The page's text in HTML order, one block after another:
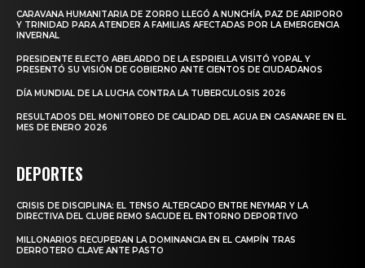
CARAVANA HUMANITARIA DE ZORRO LLEGÓ A NUNCHÍA, PAZ DE ARIPORO
Y TRINIDAD PARA ATENDER A FAMILIAS AFECTADAS POR LA EMERGENCIA
INVERNAL
PRESIDENTE ELECTO ABELARDO DE LA ESPRIELLA VISITÓ YOPAL Y
PRESENTÓ SU VISIÓN DE GOBIERNO ANTE CIENTOS DE CIUDADANOS
DÍA MUNDIAL DE LA LUCHA CONTRA LA TUBERCULOSIS 2026
RESULTADOS DEL MONITOREO DE CALIDAD DEL AGUA EN CASANARE EN EL
MES DE ENERO 2026
DEPORTES
CRISIS DE DISCIPLINA: EL TENSO ALTERCADO ENTRE NEYMAR Y LA
DIRECTIVA DEL CLUBE REMO SACUDE EL ENTORNO DEPORTIVO
MILLONARIOS RECUPERAN LA DOMINANCIA EN EL CAMPÍN TRAS
DERROTERO CLAVE ANTE PASTO